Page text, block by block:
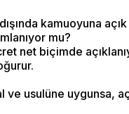
kamuoyuna açık
mu?
net biçimde
ve usulüne uygunsa,